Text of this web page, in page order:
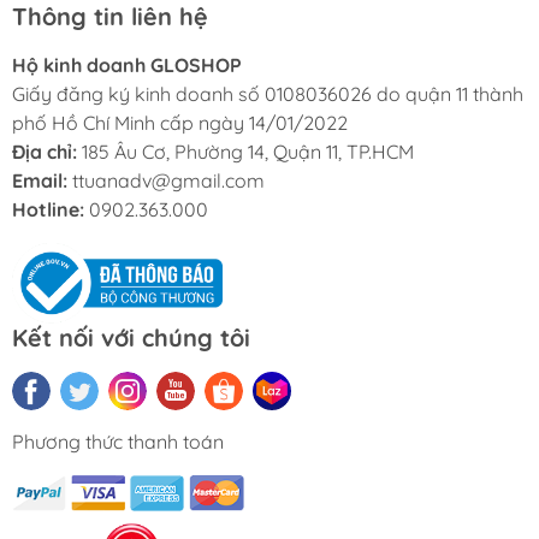
Thông tin liên hệ
Hộ kinh doanh GLOSHOP
Giấy đăng ký kinh doanh số 0108036026 do quận 11 thành
phố Hồ Chí Minh cấp ngày 14/01/2022
Địa chỉ: 185 Âu Cơ, Phường 14, Quận 11, TP.HCM
Email: ttuanadv@gmail.com
Hotline: 0902.363.000
Kết nối với chúng tôi
Phương thức thanh toán